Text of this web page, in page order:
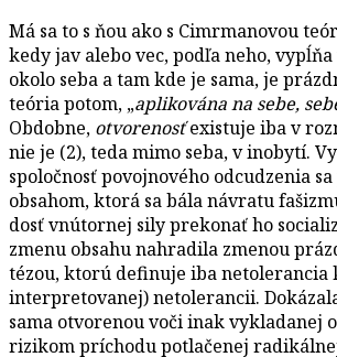
Má sa to s ňou ako s Cimrmanovou
kedy jav alebo vec, podľa neho,
okolo seba a tam kde je sama, je
teória potom, „aplikována na sebe,
Obdobne, otvorenosťexistuje iba v
nie je (2), teda mimo seba, v inobytí.
spoločnosť povojnového odcudzenia
obsahom, ktorá sa bála návratu
dosť vnútornej sily prekonať ho
zmenu obsahu nahradila zmenou
tézou, ktorú definuje iba netolerancia
interpretovanej) netolerancii.
sama otvorenou voči inak vykladanej
rizikom príchodu potlačenej